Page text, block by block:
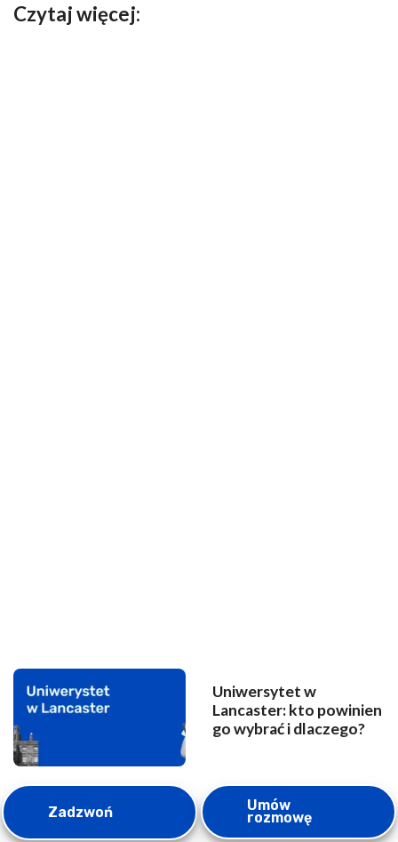
Zadzwoń Umów
rozmowę
Czytaj więcej:
Uniwersytet w
Lancaster: kto powinien
go wybrać i dlaczego?